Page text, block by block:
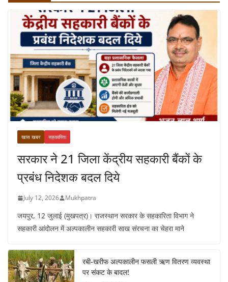
खास खबर सहकारिता
सरकार ने 21 जिला केंद्रीय सहकारी बैंकों के
प्रबंध निदेशक बदल दिये
July 12, 2026 Mukhpatra
जयपुर, 12 जुलाई (मुखपत्र)। राजस्थान सरकार के सहकारिता विभाग ने
सहकारी आंदोलन में अल्पकालीन सहकारी साख संरचना का चेहरा माने
रबी-खरीफ अल्पकालीन फसली ऋण वितरण व्यवस्था
पर संकट के बादल!